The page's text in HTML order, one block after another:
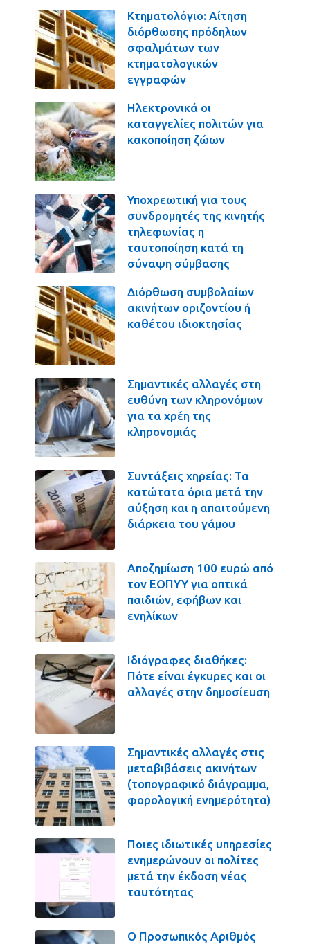
Κτηματολόγιο: Αίτηση
διόρθωσης πρόδηλων
σφαλμάτων των
κτηματολογικών
εγγραφών
Ηλεκτρονικά οι
καταγγελίες πολιτών για
κακοποίηση ζώων
Υποχρεωτική για τους
συνδρομητές της κινητής
τηλεφωνίας η
ταυτοποίηση κατά τη
σύναψη σύμβασης
Διόρθωση συμβολαίων
ακινήτων οριζοντίου ή
καθέτου ιδιοκτησίας
Σημαντικές αλλαγές στη
ευθύνη των κληρονόμων
για τα χρέη της
κληρονομιάς
Συντάξεις χηρείας: Τα
κατώτατα όρια μετά την
αύξηση και η απαιτούμενη
διάρκεια του γάμου
Αποζημίωση 100 ευρώ από
τον ΕΟΠΥΥ για οπτικά
παιδιών, εφήβων και
ενηλίκων
Ιδιόγραφες διαθήκες:
Πότε είναι έγκυρες και οι
αλλαγές στην δημοσίευση
Σημαντικές αλλαγές στις
μεταβιβάσεις ακινήτων
(τοπογραφικό διάγραμμα,
φορολογική ενημερότητα)
Ποιες ιδιωτικές υπηρεσίες
ενημερώνουν οι πολίτες
μετά την έκδοση νέας
ταυτότητας
Ο Προσωπικός Αριθμός